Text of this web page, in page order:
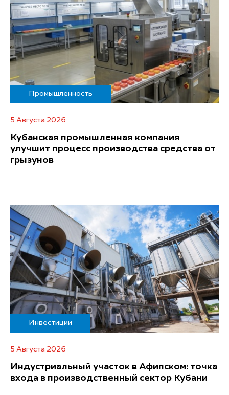
Промышленность
5 Августа 2026
Кубанская промышленная компания
улучшит процесс производства средства от
грызунов
Инвестиции
5 Августа 2026
Индустриальный участок в Афипском: точка
входа в производственный сектор Кубани